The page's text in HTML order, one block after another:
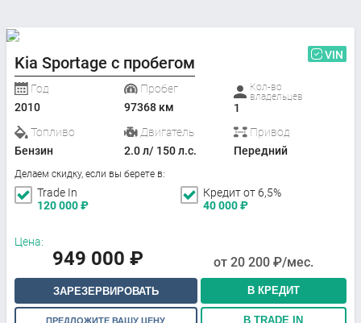
Kia Sportage с пробегом VIN
Год
2010
Пробег
97368 км
Кол-во
владельцев
1
Топливо
Бензин
Двигатель
2.0 л/ 150 л.с.
Привод
Передний
Делаем скидку, если вы берете в:
Trade In
120 000₽
Кредит от 6,5%
40 000₽
Цена:
949 000 ₽ от 20 200 ₽/мес.
ЗАРЕЗЕРВИРОВАТЬ В КРЕДИТ
ПРЕДЛОЖИТЕ ВАШУ ЦЕНУ В TRADE IN